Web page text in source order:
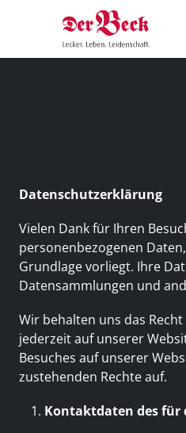
Datenschutzerklärung
Vielen Dank für Ihren
personenbezogenen
Grundlage vorliegt. Ihre
Datensammlungen und
Wir behalten uns das
jederzeit auf unserer
Besuches auf unserer
zustehenden Rechte auf.
Kontaktdaten des für